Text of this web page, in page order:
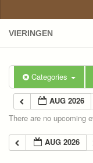
VIERINGEN
Categories
AUG 2026
There are no upcoming
AUG 2026